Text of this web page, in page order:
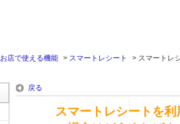
お店で使える機能 > スマートレシート > スマートレ
戻る
スマートレシートを